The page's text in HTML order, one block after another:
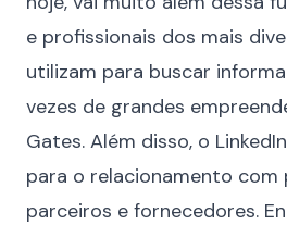
e profissionais dos mais
utilizam para buscar
vezes de grandes
Gates. Além disso, o
para o relacionamento com
parceiros e fornecedores.